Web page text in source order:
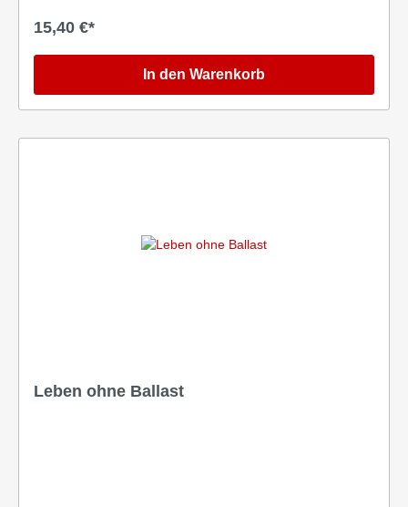
15,40 €*
In den Warenkorb
Leben ohne Ballast